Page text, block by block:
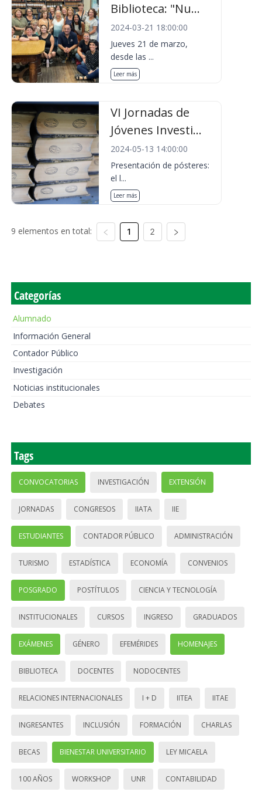
Biblioteca: "Nu...
2024-03-21 18:00:00
Jueves 21 de marzo,
desde las ...
Leer más
VI Jornadas de
Jóvenes Investi...
2024-05-13 14:00:00
Presentación de pósteres:
el l...
Leer más
9 elementos en total: 1 2
Categorías
Alumnado
Información General
Contador Público
Investigación
Noticias institucionales
Debates
Tags
CONVOCATORIAS INVESTIGACIÓN EXTENSIÓN
JORNADAS CONGRESOS IIATA IIE
ESTUDIANTES CONTADOR PÚBLICO ADMINISTRACIÓN
TURISMO ESTADÍSTICA ECONOMÍA CONVENIOS
POSGRADO POSTÍTULOS CIENCIA Y TECNOLOGÍA
INSTITUCIONALES CURSOS INGRESO GRADUADOS
EXÁMENES GÉNERO EFEMÉRIDES HOMENAJES
BIBLIOTECA DOCENTES NODOCENTES
RELACIONES INTERNACIONALES I + D IITEA IITAE
INGRESANTES INCLUSIÓN FORMACIÓN CHARLAS
BECAS BIENESTAR UNIVERSITARIO LEY MICAELA
100 AÑOS WORKSHOP UNR CONTABILIDAD